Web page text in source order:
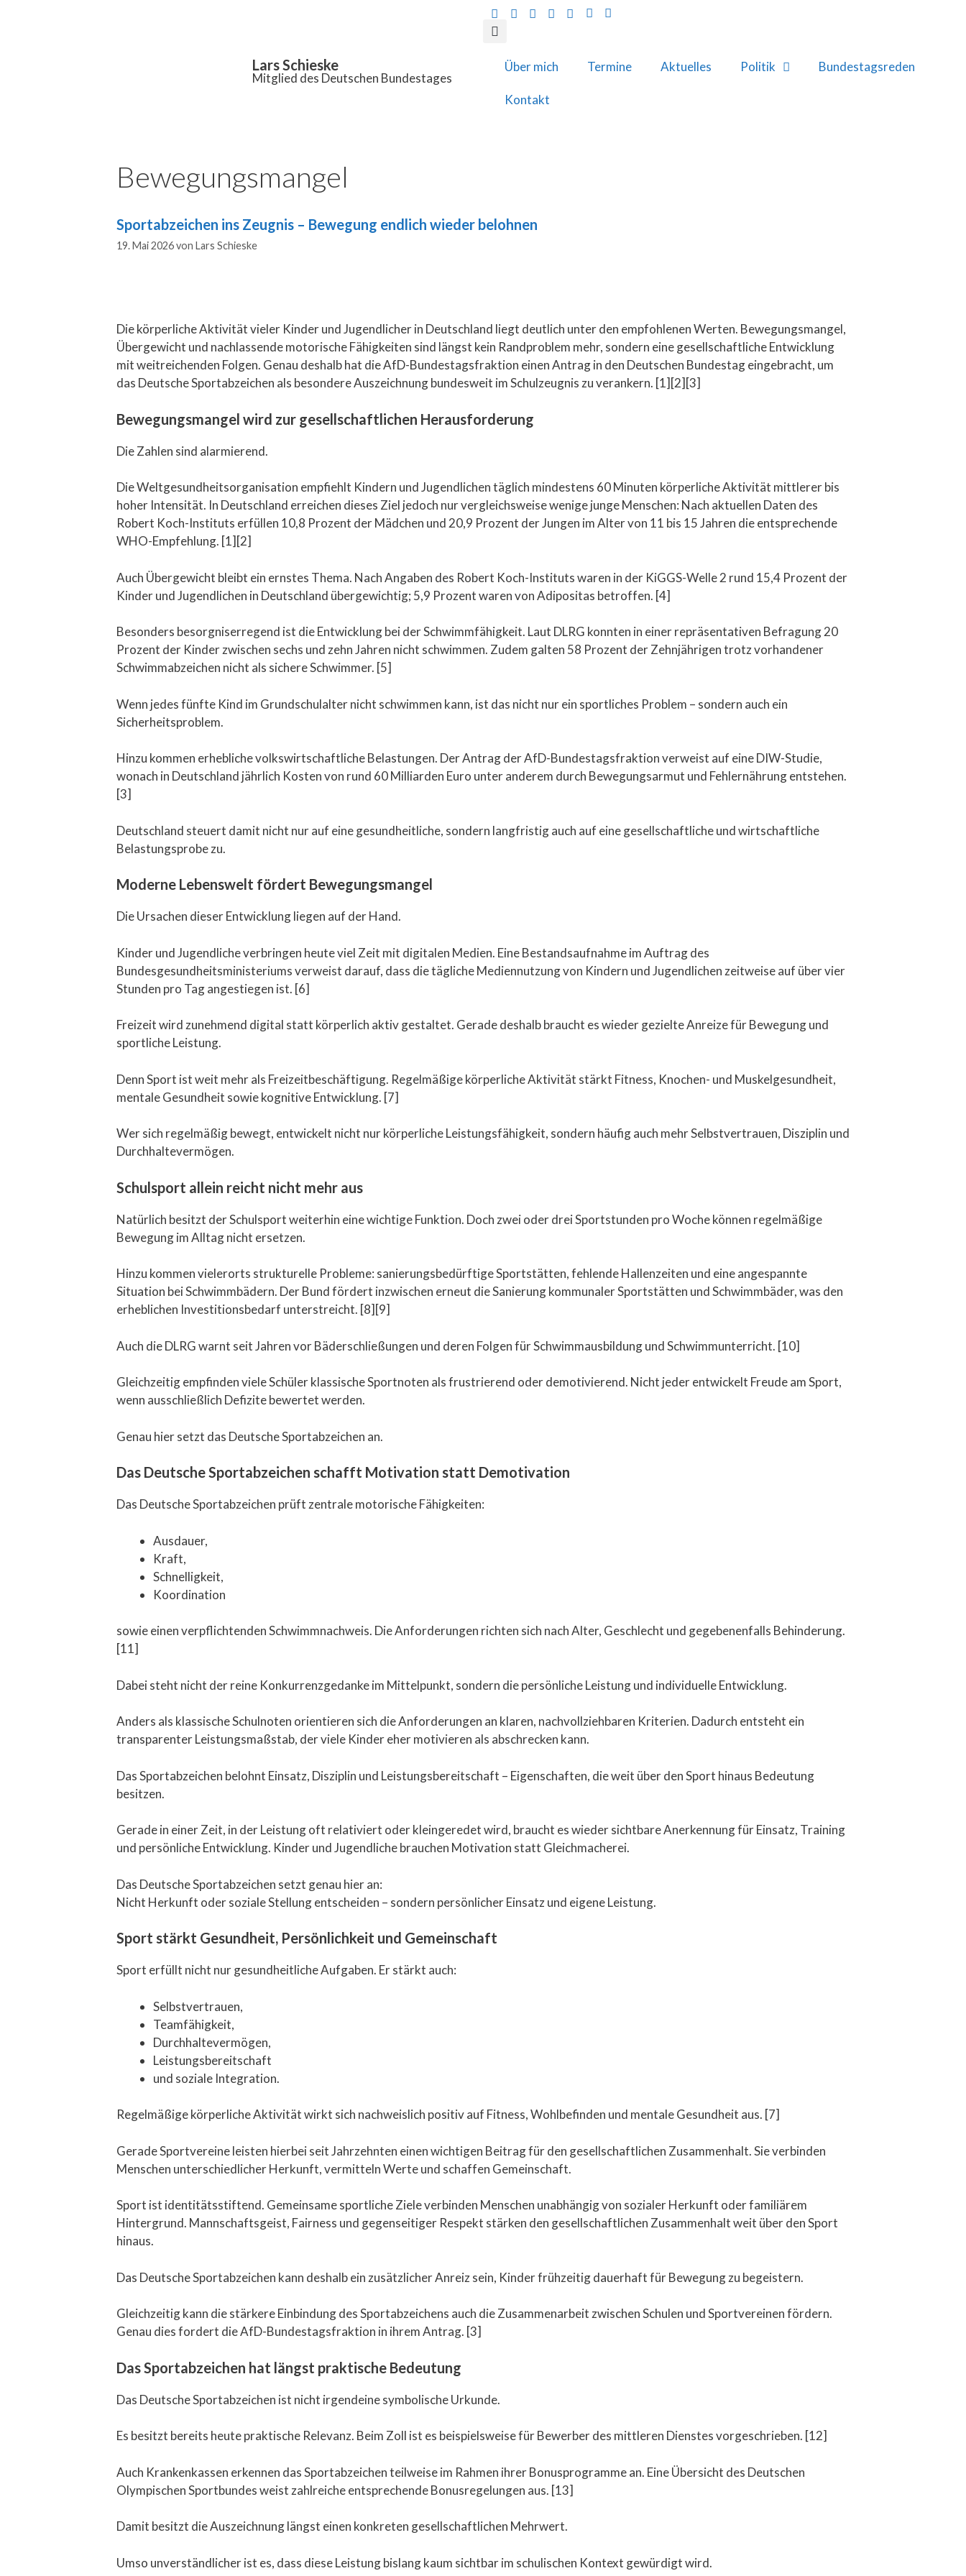
Lars Schieske
Mitglied des Deutschen Bundestages
Über mich Termine Aktuelles Politik Bundestagsreden
Kontakt
Bewegungsmangel
Sportabzeichen ins Zeugnis – Bewegung endlich wieder belohnen
19. Mai 2026von Lars Schieske
Die körperliche Aktivität vieler Kinder und Jugendlicher in Deutschland liegt deutlich unter den empfohlenen Werten. Bewegungsmangel,
Übergewicht und nachlassende motorische Fähigkeiten sind längst kein Randproblem mehr, sondern eine gesellschaftliche Entwicklung
mit weitreichenden Folgen. Genau deshalb hat die AfD-Bundestagsfraktion einen Antrag in den Deutschen Bundestag eingebracht, um
das Deutsche Sportabzeichen als besondere Auszeichnung bundesweit im Schulzeugnis zu verankern. [1][2][3]
Bewegungsmangel wird zur gesellschaftlichen Herausforderung
Die Zahlen sind alarmierend.
Die Weltgesundheitsorganisation empfiehlt Kindern und Jugendlichen täglich mindestens 60 Minuten körperliche Aktivität mittlerer bis
hoher Intensität. In Deutschland erreichen dieses Ziel jedoch nur vergleichsweise wenige junge Menschen: Nach aktuellen Daten des
Robert Koch-Instituts erfüllen 10,8 Prozent der Mädchen und 20,9 Prozent der Jungen im Alter von 11 bis 15 Jahren die entsprechende
WHO-Empfehlung. [1][2]
Auch Übergewicht bleibt ein ernstes Thema. Nach Angaben des Robert Koch-Instituts waren in der KiGGS-Welle 2 rund 15,4 Prozent der
Kinder und Jugendlichen in Deutschland übergewichtig; 5,9 Prozent waren von Adipositas betroffen. [4]
Besonders besorgniserregend ist die Entwicklung bei der Schwimmfähigkeit. Laut DLRG konnten in einer repräsentativen Befragung 20
Prozent der Kinder zwischen sechs und zehn Jahren nicht schwimmen. Zudem galten 58 Prozent der Zehnjährigen trotz vorhandener
Schwimmabzeichen nicht als sichere Schwimmer. [5]
Wenn jedes fünfte Kind im Grundschulalter nicht schwimmen kann, ist das nicht nur ein sportliches Problem – sondern auch ein
Sicherheitsproblem.
Hinzu kommen erhebliche volkswirtschaftliche Belastungen. Der Antrag der AfD-Bundestagsfraktion verweist auf eine DIW-Studie,
wonach in Deutschland jährlich Kosten von rund 60 Milliarden Euro unter anderem durch Bewegungsarmut und Fehlernährung entstehen.
[3]
Deutschland steuert damit nicht nur auf eine gesundheitliche, sondern langfristig auch auf eine gesellschaftliche und wirtschaftliche
Belastungsprobe zu.
Moderne Lebenswelt fördert Bewegungsmangel
Die Ursachen dieser Entwicklung liegen auf der Hand.
Kinder und Jugendliche verbringen heute viel Zeit mit digitalen Medien. Eine Bestandsaufnahme im Auftrag des
Bundesgesundheitsministeriums verweist darauf, dass die tägliche Mediennutzung von Kindern und Jugendlichen zeitweise auf über vier
Stunden pro Tag angestiegen ist. [6]
Freizeit wird zunehmend digital statt körperlich aktiv gestaltet. Gerade deshalb braucht es wieder gezielte Anreize für Bewegung und
sportliche Leistung.
Denn Sport ist weit mehr als Freizeitbeschäftigung. Regelmäßige körperliche Aktivität stärkt Fitness, Knochen- und Muskelgesundheit,
mentale Gesundheit sowie kognitive Entwicklung. [7]
Wer sich regelmäßig bewegt, entwickelt nicht nur körperliche Leistungsfähigkeit, sondern häufig auch mehr Selbstvertrauen, Disziplin und
Durchhaltevermögen.
Schulsport allein reicht nicht mehr aus
Natürlich besitzt der Schulsport weiterhin eine wichtige Funktion. Doch zwei oder drei Sportstunden pro Woche können regelmäßige
Bewegung im Alltag nicht ersetzen.
Hinzu kommen vielerorts strukturelle Probleme: sanierungsbedürftige Sportstätten, fehlende Hallenzeiten und eine angespannte
Situation bei Schwimmbädern. Der Bund fördert inzwischen erneut die Sanierung kommunaler Sportstätten und Schwimmbäder, was den
erheblichen Investitionsbedarf unterstreicht. [8][9]
Auch die DLRG warnt seit Jahren vor Bäderschließungen und deren Folgen für Schwimmausbildung und Schwimmunterricht. [10]
Gleichzeitig empfinden viele Schüler klassische Sportnoten als frustrierend oder demotivierend. Nicht jeder entwickelt Freude am Sport,
wenn ausschließlich Defizite bewertet werden.
Genau hier setzt das Deutsche Sportabzeichen an.
Das Deutsche Sportabzeichen schafft Motivation statt Demotivation
Das Deutsche Sportabzeichen prüft zentrale motorische Fähigkeiten:
Ausdauer,
Kraft,
Schnelligkeit,
Koordination
sowie einen verpflichtenden Schwimmnachweis. Die Anforderungen richten sich nach Alter, Geschlecht und gegebenenfalls Behinderung.
[11]
Dabei steht nicht der reine Konkurrenzgedanke im Mittelpunkt, sondern die persönliche Leistung und individuelle Entwicklung.
Anders als klassische Schulnoten orientieren sich die Anforderungen an klaren, nachvollziehbaren Kriterien. Dadurch entsteht ein
transparenter Leistungsmaßstab, der viele Kinder eher motivieren als abschrecken kann.
Das Sportabzeichen belohnt Einsatz, Disziplin und Leistungsbereitschaft – Eigenschaften, die weit über den Sport hinaus Bedeutung
besitzen.
Gerade in einer Zeit, in der Leistung oft relativiert oder kleingeredet wird, braucht es wieder sichtbare Anerkennung für Einsatz, Training
und persönliche Entwicklung. Kinder und Jugendliche brauchen Motivation statt Gleichmacherei.
Das Deutsche Sportabzeichen setzt genau hier an:
Nicht Herkunft oder soziale Stellung entscheiden – sondern persönlicher Einsatz und eigene Leistung.
Sport stärkt Gesundheit, Persönlichkeit und Gemeinschaft
Sport erfüllt nicht nur gesundheitliche Aufgaben. Er stärkt auch:
Selbstvertrauen,
Teamfähigkeit,
Durchhaltevermögen,
Leistungsbereitschaft
und soziale Integration.
Regelmäßige körperliche Aktivität wirkt sich nachweislich positiv auf Fitness, Wohlbefinden und mentale Gesundheit aus. [7]
Gerade Sportvereine leisten hierbei seit Jahrzehnten einen wichtigen Beitrag für den gesellschaftlichen Zusammenhalt. Sie verbinden
Menschen unterschiedlicher Herkunft, vermitteln Werte und schaffen Gemeinschaft.
Sport ist identitätsstiftend. Gemeinsame sportliche Ziele verbinden Menschen unabhängig von sozialer Herkunft oder familiärem
Hintergrund. Mannschaftsgeist, Fairness und gegenseitiger Respekt stärken den gesellschaftlichen Zusammenhalt weit über den Sport
hinaus.
Das Deutsche Sportabzeichen kann deshalb ein zusätzlicher Anreiz sein, Kinder frühzeitig dauerhaft für Bewegung zu begeistern.
Gleichzeitig kann die stärkere Einbindung des Sportabzeichens auch die Zusammenarbeit zwischen Schulen und Sportvereinen fördern.
Genau dies fordert die AfD-Bundestagsfraktion in ihrem Antrag. [3]
Das Sportabzeichen hat längst praktische Bedeutung
Das Deutsche Sportabzeichen ist nicht irgendeine symbolische Urkunde.
Es besitzt bereits heute praktische Relevanz. Beim Zoll ist es beispielsweise für Bewerber des mittleren Dienstes vorgeschrieben. [12]
Auch Krankenkassen erkennen das Sportabzeichen teilweise im Rahmen ihrer Bonusprogramme an. Eine Übersicht des Deutschen
Olympischen Sportbundes weist zahlreiche entsprechende Bonusregelungen aus. [13]
Damit besitzt die Auszeichnung längst einen konkreten gesellschaftlichen Mehrwert.
Umso unverständlicher ist es, dass diese Leistung bislang kaum sichtbar im schulischen Kontext gewürdigt wird.